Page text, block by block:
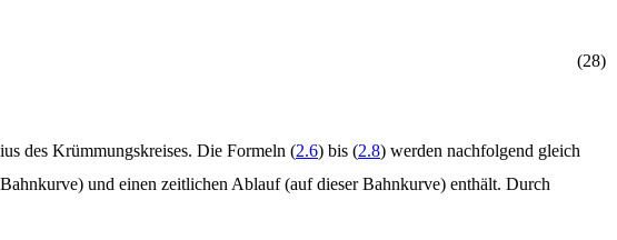
(28)
des Krümmungskreises. Die Formeln (2.6) bis (2.8) werden nachfolgend gleich
und einen zeitlichen Ablauf (auf dieser Bahnkurve) enthält. Durch